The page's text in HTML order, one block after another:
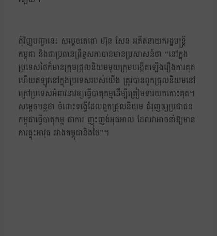
ជុំវិញបញ្ហានេះ សម្ដេចតេជោ ហ៊ុន សែន អតីតនាយករដ្ឋមន្ត្រី
កម្ពុជា និងជាប្រធានព្រឹទ្ធសភាបានមានប្រសាសន៍ថា “នៅក្នុង
ប្រទេសថៃក៏មានក្រុមជ្រុលនិយមមួយក្រុមបង្កើតឡើងរឿងការគុត
ហើយឥឡូវនៅក្នុងប្រទេសរបស់យើង ត្រូវបានពួកជ្រុលនិយមនៅ
ក្រៅប្រទេសអំពាវនាវឲ្យធ្វើបាតុកម្មដើម្បីត្រៀមទារយកកោះគុត។
សម្ដេចបន្តថា ចំពោះទង្វើដែលពួកជ្រុលនិយម ជំរុញឲ្យប្រជាជន
កម្ពុជាធ្វើបាតុកម្ម ជាការ ញុះញង់អុជអាល ដែលវាអាចនាំឱ្យមាន
ការផ្ទុះអាវុធ រវាងកម្ពុជានិងថៃ”។